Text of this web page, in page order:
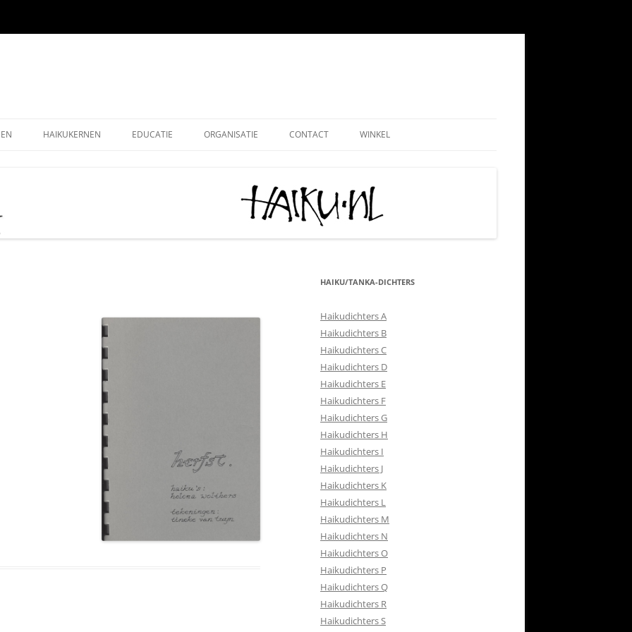
OUDE EDITIES
– KUKAI
HAIKUKERNEN EDUCATIE ORGANISATIE
HAIKU STICHTING NEDERLAND
MONOKU HAIKUWEDSTRIJD: PAUL
MERCKEN AANMOEDIGINGSPRIJS
CONTACT
LEDENADMINISTRATIE
LIDMAATSCHAP
DONATIE
PERS CONTACT
ENGLISH
WINKEL
MIJN ACCOUNT
CONTRIBUTIE HKN
KLACHTENPROCEDURE
HAIKU/TANKA-DICHTERS
Haikudichters A
Haikudichters B
Haikudichters C
Haikudichters D
Haikudichters E
Haikudichters F
Haikudichters G
Haikudichters H
Haikudichters I
Haikudichters J
Haikudichters K
Haikudichters L
Haikudichters M
Haikudichters N
Haikudichters O
Haikudichters P
Haikudichters Q
Haikudichters R
Haikudichters S